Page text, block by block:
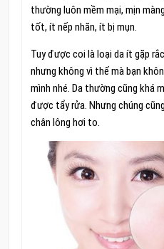
thường luôn mềm mại, mịn
tốt, ít nếp nhăn, ít bị mụn.
Tuy được coi là loại da ít gặp
nhưng không vì thế mà bạn
mình nhé. Da thường cũng khá
được tẩy rửa. Nhưng chúng
chân lông hơi to.